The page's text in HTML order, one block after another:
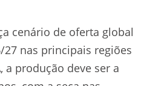
cenário de oferta global
nas principais regiões
a produção deve ser a